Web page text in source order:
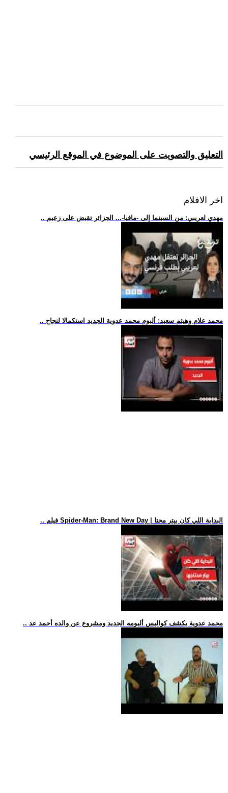
التعليق والتصويت على الموضوع في الموقع الرئيسي
اخر الافلام
.. مهدي لعريبي: من السينما إلى -مافيا-... الجزائر تقبض على زعيم
.. محمد علام وهيثم سعيد: ألبوم محمد عدوية الجديد استكمالا لنجاح
.. فيلم Spider-Man: Brand New Day | البداية اللي كان بيتر محتا
.. محمد عدوية يكشف كواليس ألبومه الجديد ومشروع عن والده أحمد عد